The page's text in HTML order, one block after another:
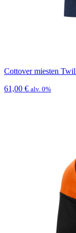
Cottover miesten
61,00 € alv. 0%